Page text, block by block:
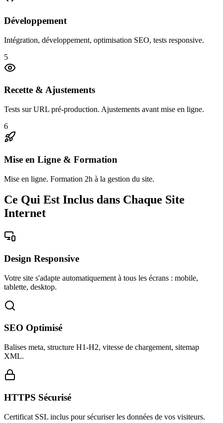
Développement
Intégration, développement, optimisation SEO, tests responsive.
5
Recette & Ajustements
Tests sur URL pré-production. Ajustements avant mise en ligne.
6
Mise en Ligne & Formation
Mise en ligne. Formation 2h à la gestion du site.
Ce Qui Est Inclus dans Chaque Site
Internet
Design Responsive
Votre site s'adapte automatiquement à tous les écrans : mobile,
tablette, desktop.
SEO Optimisé
Balises meta, structure H1-H2, vitesse de chargement, sitemap
XML.
HTTPS Sécurisé
Certificat SSL inclus pour sécuriser les données de vos visiteurs.